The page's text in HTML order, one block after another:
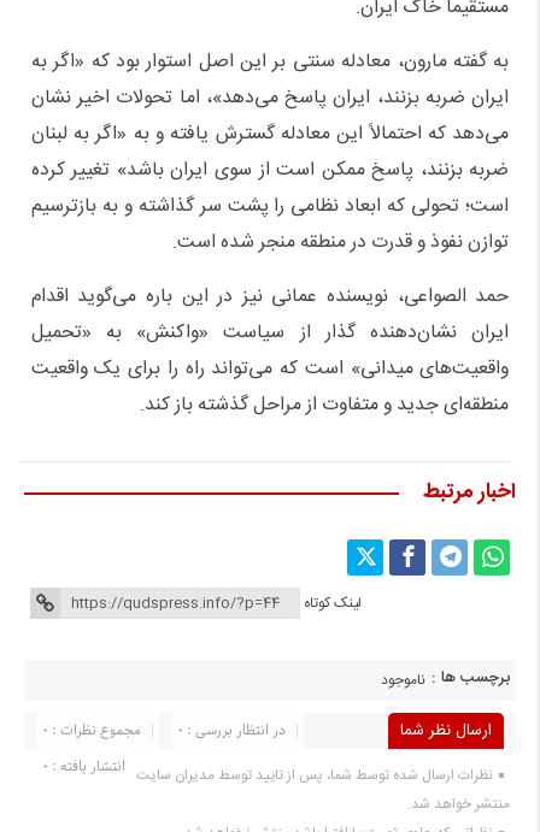
مستقیماً خاک ایران.
به گفته مارون، معادله سنتی بر این اصل استوار بود که «اگر به
ایران ضربه بزنند، ایران پاسخ می‌دهد»، اما تحولات اخیر نشان
می‌دهد که احتمالاً این معادله گسترش یافته و به «اگر به لبنان
ضربه بزنند، پاسخ ممکن است از سوی ایران باشد» تغییر کرده
است؛ تحولی که ابعاد نظامی را پشت سر گذاشته و به بازترسیم
توازن نفوذ و قدرت در منطقه منجر شده است.
حمد الصواعی، نویسنده عمانی نیز در این باره می‌گوید اقدام
ایران نشان‌دهنده گذار از سیاست «واکنش» به «تحمیل
واقعیت‌های میدانی» است که می‌تواند راه را برای یک واقعیت
منطقه‌ای جدید و متفاوت از مراحل گذشته باز کند.
اخبار مرتبط
لینک کوتاه
برچسب ها : ناموجود
ارسال نظر شما مجموع نظرات : 0
در انتظار بررسی : 0
انتشار یافته : 0 نظرات ارسال شده توسط شما، پس از تایید توسط مدیران سایت
منتشر خواهد شد.